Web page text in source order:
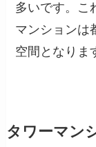
多いです。こ
マンションは
空間となりま
タワーマン